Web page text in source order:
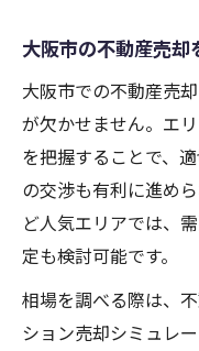
大阪市の不動産売
大阪市での不動産売
が欠かせません。エ
を把握することで、
の交渉も有利に進め
ど人気エリアでは、
定も検討可能です。
相場を調べる際は、
ション売却シミュレ